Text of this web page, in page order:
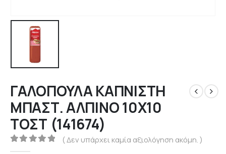
ΓΑΛΟΠΟΥΛΑ ΚΑΠΝΙΣΤΗ
ΜΠΑΣΤ. ΑΛΠΙΝΟ 10Χ10
ΤΟΣΤ (141674)
0out of 5
( Δεν υπάρχει καμία αξιολόγηση ακόμη. )